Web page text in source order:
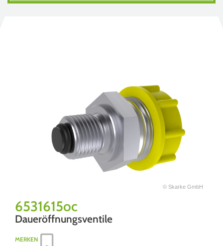
© Skarke GmbH
6531615oc
Daueröffnungsventile
MERKEN